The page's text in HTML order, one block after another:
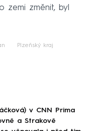
zemi změnit, byl
Plzeňský kraj
v CNN Prima
a Strakově